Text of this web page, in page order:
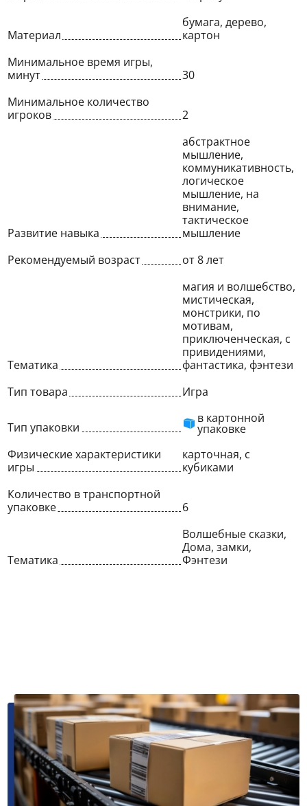
Материал
бумага, дерево,
картон
Минимальное время игры,
минут
30
Минимальное количество
игроков
2
Развитие навыка
абстрактное
мышление,
коммуникативность,
логическое
мышление, на
внимание,
тактическое
мышление
Рекомендуемый возраст
от 8 лет
Тематика
магия и волшебство,
мистическая,
монстрики, по
мотивам,
приключенческая, с
привидениями,
фантастика, фэнтези
Тип товара
Игра
Тип упаковки
в картонной
упаковке
Физические характеристики
игры
карточная, с
кубиками
Количество в транспортной
упаковке
6
Тематика
Волшебные сказки,
Дома, замки,
Фэнтези